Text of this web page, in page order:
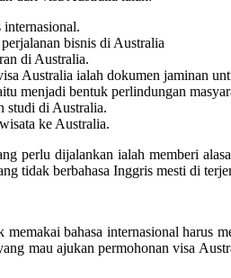
bisnis di Australia
di Australia.
Australia ialah dokumen jaminan
menjadi bentuk perlindungan
studi di Australia.
ke Australia.
perlu dijalankan ialah memberi
tidak berbahasa Inggris mesti di
bahasa internasional harus
mau ajukan permohonan visa